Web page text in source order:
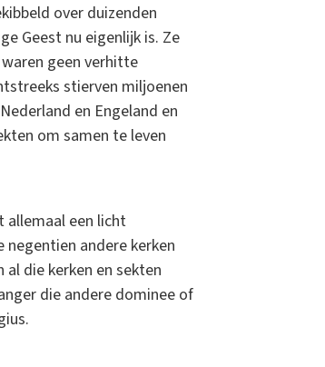
over duizenden
Geest nu eigenlijk is. Ze
geen verhitte
stierven miljoenen
en Engeland en
om samen te leven
allemaal een licht
andere kerken
die kerken en sekten
die andere dominee of